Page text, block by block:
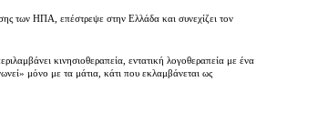
των ΗΠΑ, επέστρεψε στην Ελλάδα και συνεχίζει τον
κινησιοθεραπεία, εντατική λογοθεραπεία με ένα
μόνο με τα μάτια, κάτι που εκλαμβάνεται ως